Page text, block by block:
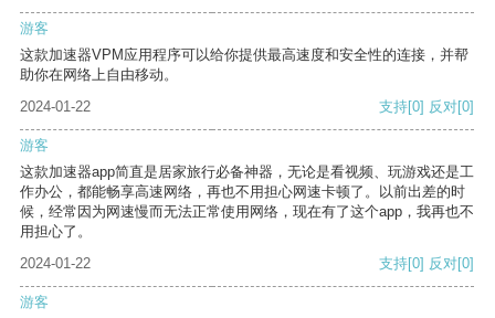
游客
这款加速器VPM应用程序可以给你提供最高速度和安全性的连接，并帮
助你在网络上自由移动。
2024-01-22
支持[0] 反对[0]
游客
这款加速器app简直是居家旅行必备神器，无论是看视频、玩游戏还是工
作办公，都能畅享高速网络，再也不用担心网速卡顿了。以前出差的时
候，经常因为网速慢而无法正常使用网络，现在有了这个app，我再也不
用担心了。
2024-01-22
支持[0] 反对[0]
游客